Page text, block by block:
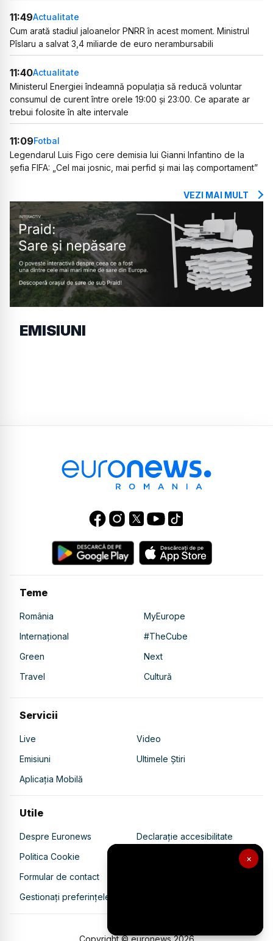
×
11:49Actualitate
Cum arată stadiul jaloanelor PNRR în acest moment. Ministrul
Pîslaru a salvat 3,4 miliarde de euro nerambursabili
11:40Actualitate
Ministerul Energiei îndeamnă populația să reducă voluntar
consumul de curent între orele 19:00 și 23:00. Ce aparate ar
trebui folosite în alte intervale
11:09Fotbal
Legendarul Luis Figo cere demisia lui Gianni Infantino de la
șefia FIFA: „Cel mai josnic, mai perfid și mai laș comportament”
VEZI MAI MULT
EMISIUNI
Teme
România
MyEurope
Internațional
#TheCube
Green
Next
Travel
Cultură
Servicii
Live
Video
Emisiuni
Ultimele Știri
Aplicația Mobilă
Utile
Despre Euronews
Declarație accesibilitate
Politica Cookie
Politica de confidențialitate
Formular de contact
Gestionați preferințele
Copyright © euronews2026